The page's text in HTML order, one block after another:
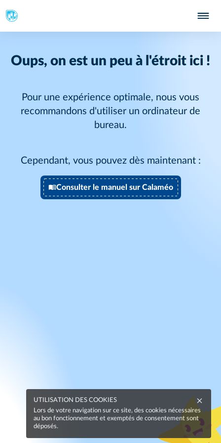
Oups, on est un peu à l'étroit ici !
Pour une expérience optimale, nous vous
recommandons d'utiliser un ordinateur de
bureau.
Cependant, vous pouvez dès maintenant :
Consulter le manuel sur Calaméo
UTILISATION DES COOKIES
Lors de votre navigation sur ce site, des cookies nécessaires
au bon fonctionnement et exemptés de consentement sont
déposés.